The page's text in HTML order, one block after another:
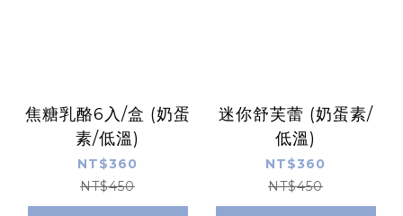
焦糖乳酪6入/盒 (奶蛋
素/低溫)
NT$360
NT$450
迷你舒芙蕾 (奶蛋素/
低溫)
NT$360
NT$450